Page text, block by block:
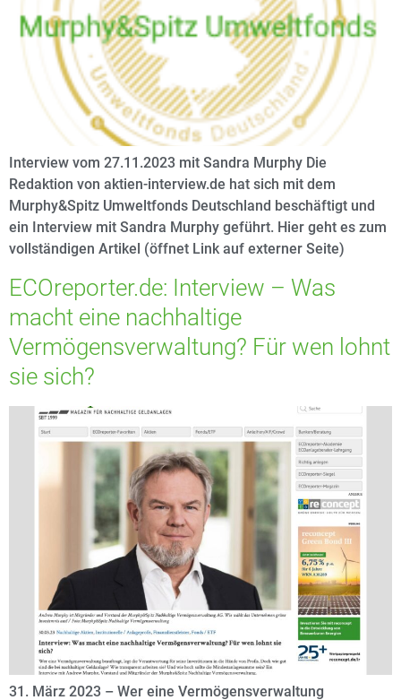
Interview vom 27.11.2023 mit Sandra Murphy Die
Redaktion von aktien-interview.de hat sich mit dem
Murphy&Spitz Umweltfonds Deutschland beschäftigt und
ein Interview mit Sandra Murphy geführt. Hier geht es zum
vollständigen Artikel (öffnet Link auf externer Seite)
ECOreporter.de: Interview – Was
macht eine nachhaltige
Vermögensverwaltung? Für wen lohnt
sie sich?
31. März 2023 – Wer eine Vermögensverwaltung